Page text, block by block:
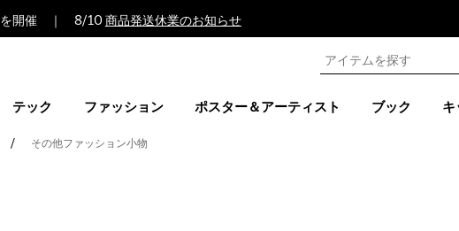
を開催 ｜ 8/10 商品発送休業のお知らせ
テック ファッション ポスター＆アーティスト ブック キ
その他ファッション小物